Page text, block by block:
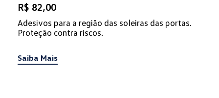
R$ 82,00
Adesivos para a região das soleiras das portas.
Proteção contra riscos.
Saiba Mais